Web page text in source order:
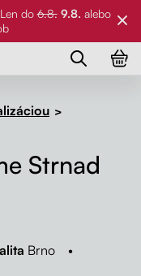
do6.8. 9.8. alebo
>
Strnad
Brno •